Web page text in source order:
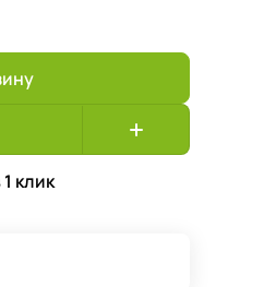
клик